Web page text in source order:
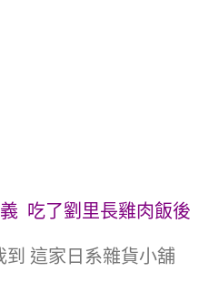
吃了劉里長雞肉飯後
這家日系雜貨小舖